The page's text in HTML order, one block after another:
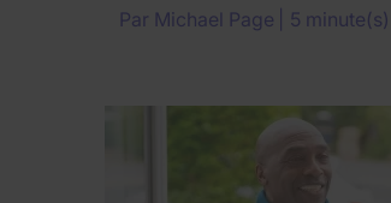
Par Michael Page 5 minute(s)